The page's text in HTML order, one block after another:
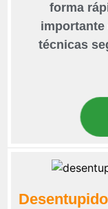
forma
importante
técnicas